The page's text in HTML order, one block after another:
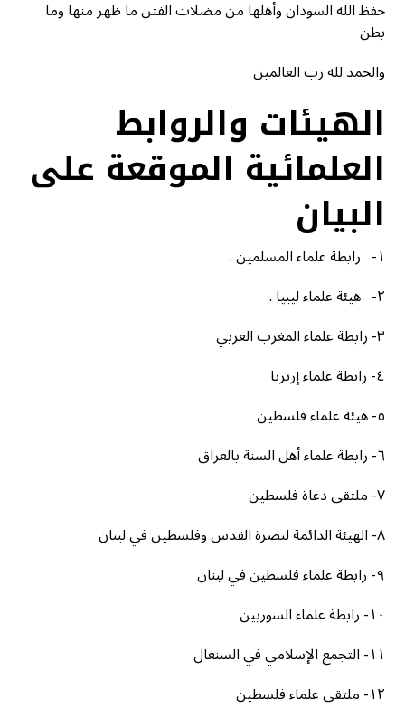
حفظ الله السودان وأهلها من مضلات الفتن ما ظهر منها وما
بطن
والحمد لله رب العالمين
الهيئات والروابط
العلمائية الموقعة على
البيان
١- رابطة علماء المسلمين .
٢- هيئة علماء ليبيا .
٣- رابطة علماء المغرب العربي
٤- رابطة علماء إرتريا
٥- هيئة علماء فلسطين
٦- رابطة علماء أهل السنة بالعراق
٧- ملتقى دعاة فلسطين
٨- الهيئة الدائمة لنصرة القدس وفلسطين في لبنان
٩- رابطة علماء فلسطين في لبنان
١٠- رابطة علماء السوريين
١١- التجمع الإسلامي في السنغال
١٢- ملتقى علماء فلسطين